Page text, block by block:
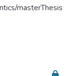
masterThesis